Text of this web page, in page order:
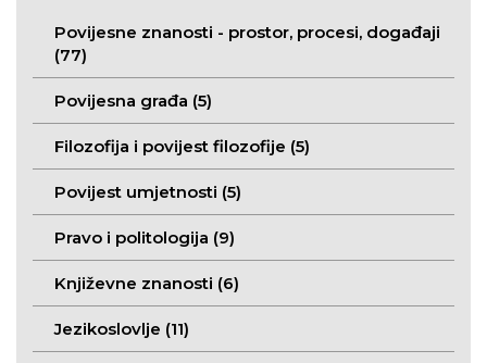
Povijesne znanosti - prostor, procesi, događaji
(77)
Povijesna građa (5)
Filozofija i povijest filozofije (5)
Povijest umjetnosti (5)
Pravo i politologija (9)
Književne znanosti (6)
Jezikoslovlje (11)